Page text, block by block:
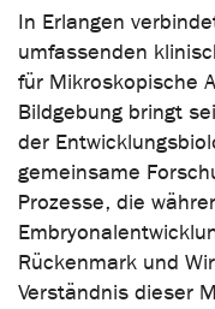
In Erlangen
umfassenden
für Mikroskopische
Bildgebung bringt
der
gemeinsame
Prozesse, die
Rückenmark und
Verständnis dieser